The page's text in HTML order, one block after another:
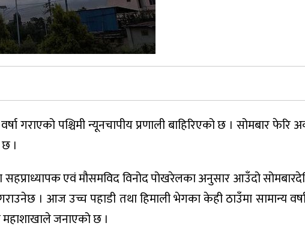
गराएको पश्चिमी न्यूनचापीय प्रणाली बाहिरिएको छ । सोमबार फेरि
।
सहप्राध्यापक एवं मौसमविद विनोद पोखरेलका अनुसार आउँदो
। आज उच्च पहाडी तथा हिमाली भेगका केही ठाउँमा सामान्य
जनाएको छ ।